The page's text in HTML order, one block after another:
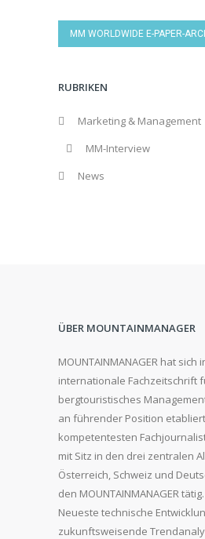
MM WORLDWIDE E-PAPER-
RUBRIKEN
Marketing & Management
MM-Interview
News
ÜBER MOUNTAINMANAGER
MOUNTAINMANAGER hat sich
internationale Fachzeitschrift
bergtouristisches
an führender Position
kompetentesten
mit Sitz in den drei zentralen
Österreich, Schweiz und
den MOUNTAINMANAGER tätig.
Neueste technische
zukunftsweisende